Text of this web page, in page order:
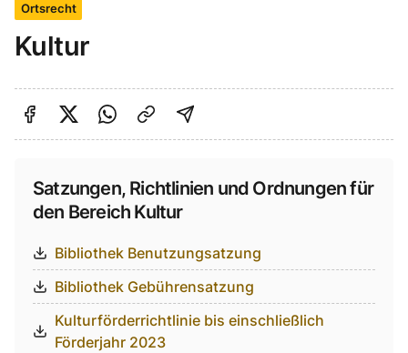
Ortsrecht
Kultur
Auf Facebook teilen
Auf Twitter teilen
Per Link teilen
shareViaEmail
Satzungen, Richtlinien und Ordnungen für
den Bereich Kultur
Bibliothek Benutzungsatzung
Bibliothek Gebührensatzung
Kulturförderrichtlinie bis einschließlich
Förderjahr 2023